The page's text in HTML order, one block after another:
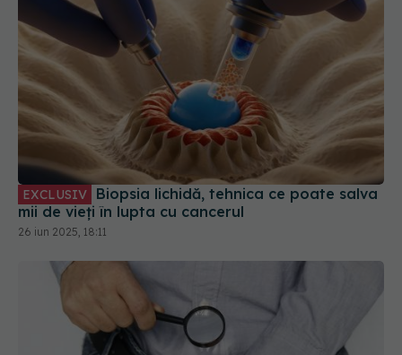
mii de vieți în lupta cu cancerul
26 iun 2025, 18:11